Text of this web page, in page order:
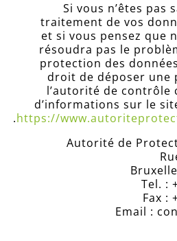
Si vous n’êtes pas
traitement de vos
et si vous pensez que
résoudra pas le
protection des
droit de déposer une
l’autorité de contrôle
d’informations sur le
https://
Autorité de
Tel. :
Fax :
Email :